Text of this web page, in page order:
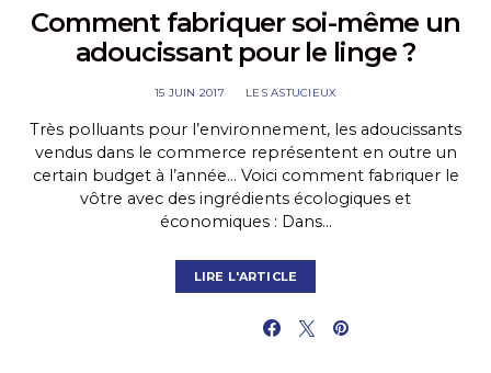
Comment fabriquer soi-même un
adoucissant pour le linge ?
15 JUIN 2017 LES ASTUCIEUX
Très polluants pour l’environnement, les adoucissants
vendus dans le commerce représentent en outre un
certain budget à l’année… Voici comment fabriquer le
vôtre avec des ingrédients écologiques et
économiques : Dans…
LIRE L'ARTICLE